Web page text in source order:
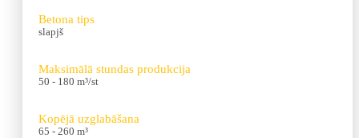
Betona tips
slapjš
Maksimālā stundas produkcija
50 - 180 m³/st
Kopējā uzglabāšana
65 - 260 m³